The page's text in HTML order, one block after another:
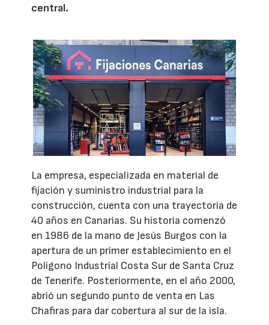
central.
La empresa, especializada en material de
fijación y suministro industrial para la
construcción, cuenta con una trayectoria de
40 años en Canarias. Su historia comenzó
en 1986 de la mano de Jesús Burgos con la
apertura de un primer establecimiento en el
Polígono Industrial Costa Sur de Santa Cruz
de Tenerife. Posteriormente, en el año 2000,
abrió un segundo punto de venta en Las
Chafiras para dar cobertura al sur de la isla.